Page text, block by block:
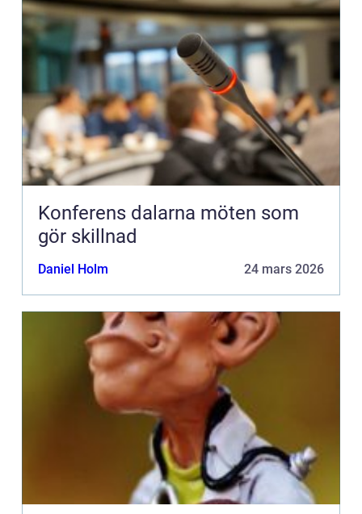
Konferens dalarna möten som
gör skillnad
Daniel Holm 24 mars 2026